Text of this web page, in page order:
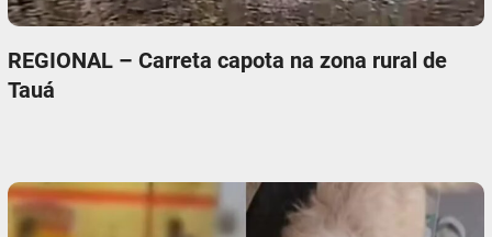
REGIONAL – Carreta capota na zona rural de
Tauá